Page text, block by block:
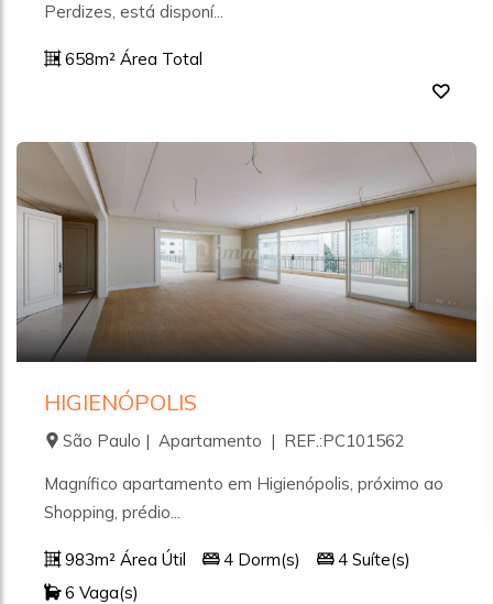
Perdizes, está disponí...
658m² Área Total
HIGIENÓPOLIS
São Paulo | Apartamento | REF.:PC101562
Magnífico apartamento em Higienópolis, próximo ao
Shopping, prédio...
983m² Área Útil 4 Dorm(s)
4 Suíte(s)
6 Vaga(s)